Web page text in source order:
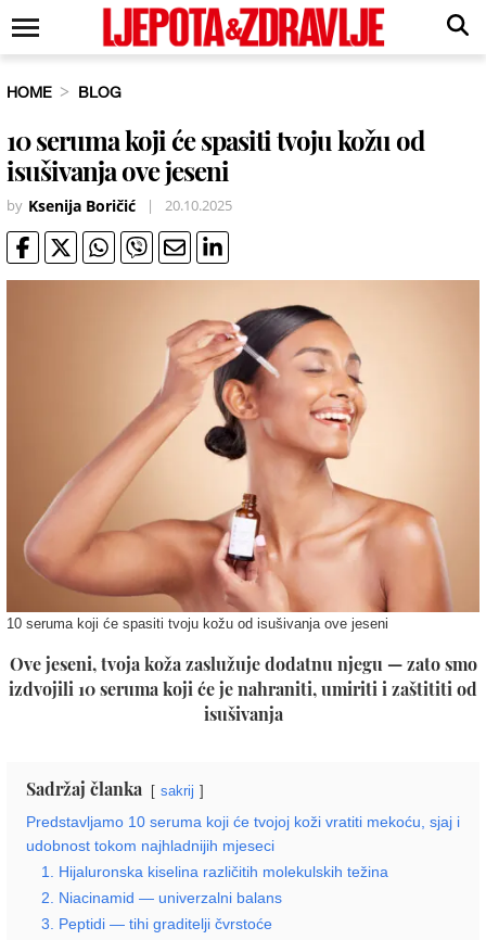
HOME BLOG
10 seruma koji će spasiti tvoju kožu od
isušivanja ove jeseni
by Ksenija Boričić | 20.10.2025
10 seruma koji će spasiti tvoju kožu od isušivanja ove jeseni
Ove jeseni, tvoja koža zaslužuje dodatnu njegu — zato smo
izdvojili 10 seruma koji će je nahraniti, umiriti i zaštititi od
isušivanja
Sadržaj članka sakrij
Predstavljamo 10 seruma koji će tvojoj koži vratiti mekoću, sjaj i
udobnost tokom najhladnijih mjeseci
1. Hijaluronska kiselina različitih molekulskih težina
2. Niacinamid — univerzalni balans
3. Peptidi — tihi graditelji čvrstoće